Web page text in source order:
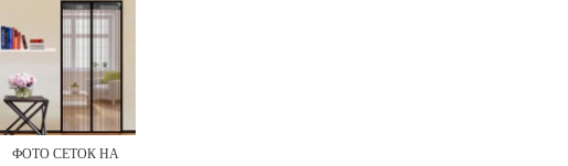
ФОТО СЕТОК НА